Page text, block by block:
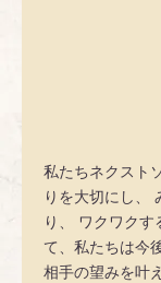
私たちネクスト
りを大切にし、
り、 ワクワク
て、私たちは今
相手の望みを叶